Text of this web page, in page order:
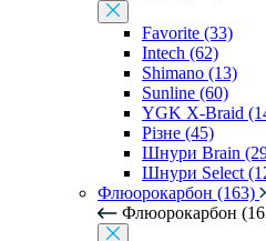
Favorite (33)
Intech (62)
Shimano (13)
Sunline (60)
YGK X-Braid
Різне (45)
Шнури Brain
Шнури Select
Флюорокарбон (163)
Флюорокарбон